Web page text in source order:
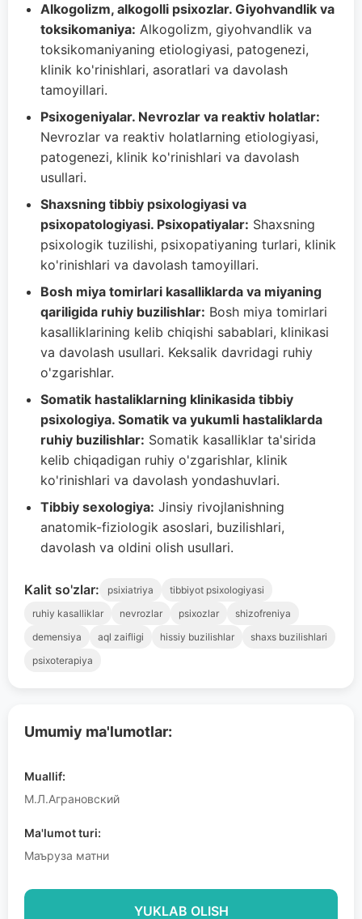
Umumiy ma'lumotlar:
Muallif:
М.Л.Аграновский
Ma'lumot turi:
Маъруза матни
YUKLAB OLISH
Alkogolizm, alkogolli psixozlar. Giyohvandlik va
toksikomaniya: Alkogolizm, giyohvandlik va
toksikomaniyaning etiologiyasi, patogenezi,
klinik ko'rinishlari, asoratlari va davolash
tamoyillari.
Psixogeniyalar. Nevrozlar va reaktiv holatlar:
Nevrozlar va reaktiv holatlarning etiologiyasi,
patogenezi, klinik ko'rinishlari va davolash
usullari.
Shaxsning tibbiy psixologiyasi va
psixopatologiyasi. Psixopatiyalar: Shaxsning
psixologik tuzilishi, psixopatiyaning turlari, klinik
ko'rinishlari va davolash tamoyillari.
Bosh miya tomirlari kasalliklarda va miyaning
qariligida ruhiy buzilishlar: Bosh miya tomirlari
kasalliklarining kelib chiqishi sabablari, klinikasi
va davolash usullari. Keksalik davridagi ruhiy
o'zgarishlar.
Somatik hastaliklarning klinikasida tibbiy
psixologiya. Somatik va yukumli hastaliklarda
ruhiy buzilishlar: Somatik kasalliklar ta'sirida
kelib chiqadigan ruhiy o'zgarishlar, klinik
ko'rinishlari va davolash yondashuvlari.
Tibbiy sexologiya: Jinsiy rivojlanishning
anatomik-fiziologik asoslari, buzilishlari,
davolash va oldini olish usullari.
Kalit so'zlar: psixiatriya
tibbiyot psixologiyasi
ruhiy kasalliklar
nevrozlar psixozlar
shizofreniya
demensiya
aql zaifligi hissiy buzilishlar
shaxs buzilishlari
psixoterapiya